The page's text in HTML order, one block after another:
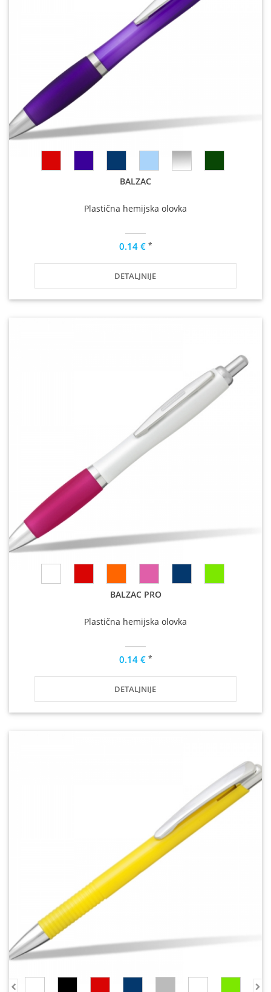
BALZAC
Plastična hemijska olovka
0.14 € *
DETALJNIJE
BALZAC PRO
Plastična hemijska olovka
0.14 € *
DETALJNIJE